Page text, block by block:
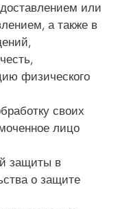
или
а также в
физического
своих
лицо
защиты в
о защите